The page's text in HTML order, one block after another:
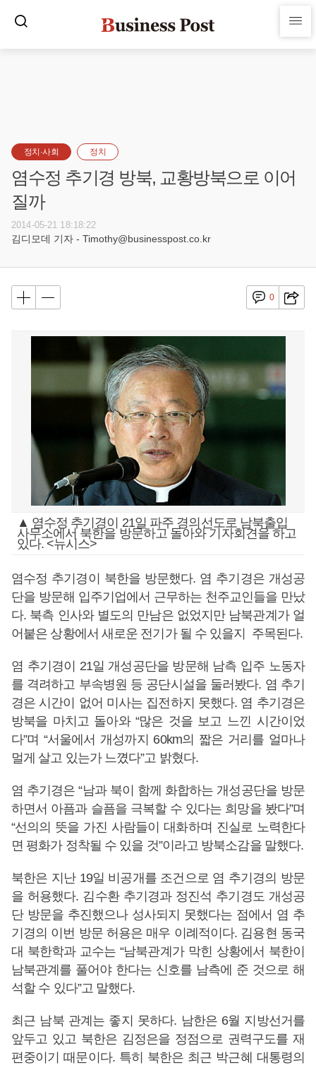
정치·사회 정치
염수정 추기경 방북, 교황방북으로 이어
질까
2014-05-21 18:18:22
김디모데 기자 - Timothy@businesspost.co.kr
0
▲ 염수정 추기경이 21일 파주 경의선도로 남북출입
사무소에서 북한을 방문하고 돌아와 기자회견을 하고
있다. <뉴시스>
염수정 추기경이 북한을 방문했다. 염 추기경은 개성공
단을 방문해 입주기업에서 근무하는 천주교인들을 만났
다. 북측 인사와 별도의 만남은 없었지만 남북관계가 얼
어붙은 상황에서 새로운 전기가 될 수 있을지 주목된다.
염 추기경이 21일 개성공단을 방문해 남측 입주 노동자
를 격려하고 부속병원 등 공단시설을 둘러봤다. 염 추기
경은 시간이 없어 미사는 집전하지 못했다. 염 추기경은
방북을 마치고 돌아와 “많은 것을 보고 느낀 시간이었
다”며 “서울에서 개성까지 60km의 짧은 거리를 얼마나
멀게 살고 있는가 느꼈다”고 밝혔다.
염 추기경은 “남과 북이 함께 화합하는 개성공단을 방문
하면서 아픔과 슬픔을 극복할 수 있다는 희망을 봤다”며
“선의의 뜻을 가진 사람들이 대화하며 진실로 노력한다
면 평화가 정착될 수 있을 것”이라고 방북소감을 말했다.
북한은 지난 19일 비공개를 조건으로 염 추기경의 방문
을 허용했다. 김수환 추기경과 정진석 추기경도 개성공
단 방문을 추진했으나 성사되지 못했다는 점에서 염 추
기경의 이번 방문 허용은 매우 이례적이다. 김용현 동국
대 북한학과 교수는 “남북관계가 막힌 상황에서 북한이
남북관계를 풀어야 한다는 신호를 남측에 준 것으로 해
석할 수 있다”고 말했다.
최근 남북 관계는 좋지 못하다. 남한은 6월 지방선거를
앞두고 있고 북한은 김정은을 정점으로 권력구도를 재
편중이기 때문이다. 특히 북한은 최근 박근혜 대통령의